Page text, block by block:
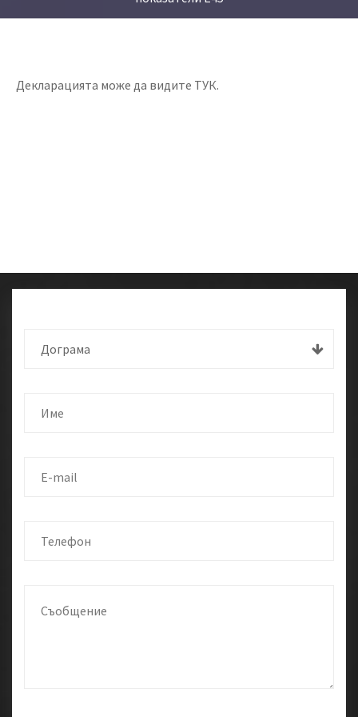
Декларацията може да видите ТУК.
Дограма